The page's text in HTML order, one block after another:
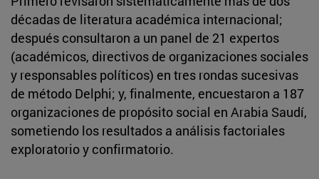
décadas de literatura académica internacional;
después consultaron a un panel de 21 expertos
(académicos, directivos de organizaciones sociales
y responsables políticos) en tres rondas sucesivas
de método Delphi; y, finalmente, encuestaron a 187
organizaciones de propósito social en Arabia Saudí,
sometiendo los resultados a análisis factoriales
exploratorio y confirmatorio.